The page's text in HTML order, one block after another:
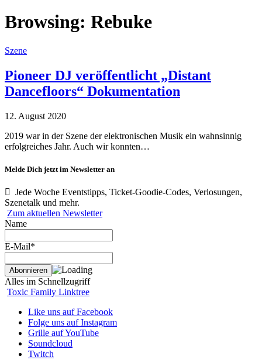
Browsing: Rebuke
Szene
Pioneer DJ veröffentlicht „Distant
Dancefloors“ Dokumentation
12. August 2020
2019 war in der Szene der elektronischen Musik ein wahnsinnig
erfolgreiches Jahr. Auch wir konnten…
Melde Dich jetzt im Newsletter an
Jede Woche Eventstipps, Ticket-Goodie-Codes, Verlosungen,
Szenetalk und mehr.
Zum aktuellen Newsletter
Name
E-Mail*
Alles im Schnellzugriff
Toxic Family Linktree
Like uns auf Facebook
Folge uns auf Instagram
Grille auf YouTube
Soundcloud
Twitch